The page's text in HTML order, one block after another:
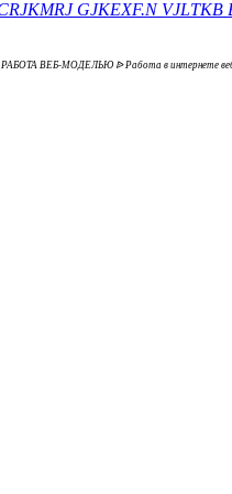
РАБОТА ВЕБ-МОДЕЛЬЮ ᐉ Работа в интернете